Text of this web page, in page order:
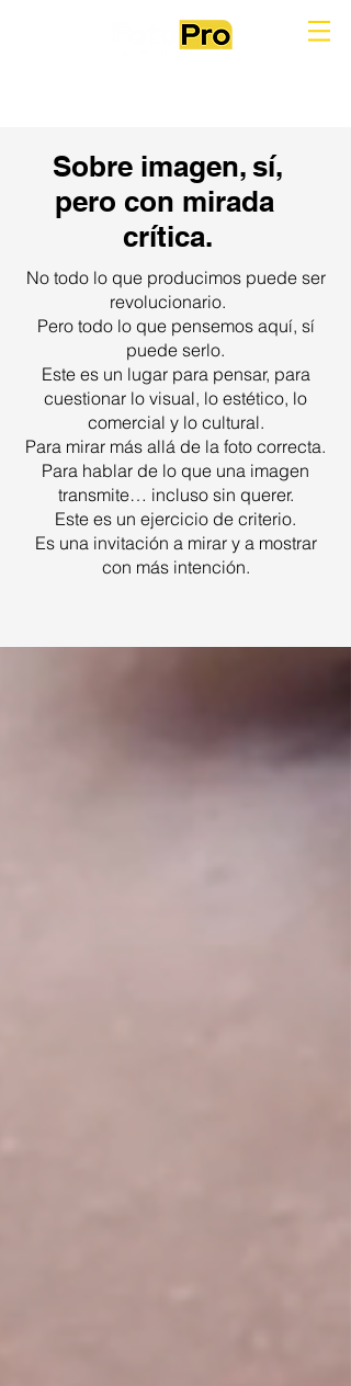
Sobre imagen, sí,
pero con mirada
crítica.
No todo lo que producimos puede ser
revolucionario.
Pero todo lo que pensemos aquí, sí
puede serlo.
Este es un lugar para pensar, para
cuestionar lo visual, lo estético, lo
comercial y lo cultural.
Para mirar más allá de la foto correcta.
Para hablar de lo que una imagen
transmite… incluso sin querer.
Este es un ejercicio de criterio.
Es una invitación a mirar y a mostrar
con más intención.